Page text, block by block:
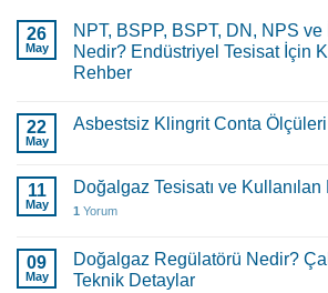
26
May
NPT, BSPP, BSPT, DN, NPS
Nedir? Endüstriyel Tesisat İçin
Rehber
22
May
Asbestsiz Klingrit Conta
11
May
Doğalgaz Tesisatı ve
1 Yorum
09
May
Doğalgaz Regülatörü Nedir?
Teknik Detaylar